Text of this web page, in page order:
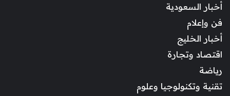
أخبار السعودية
فن وإعلام
أخبار الخليج
اقتصاد وتجارة
رياضة
تقنية وتكنولوجيا وعلوم